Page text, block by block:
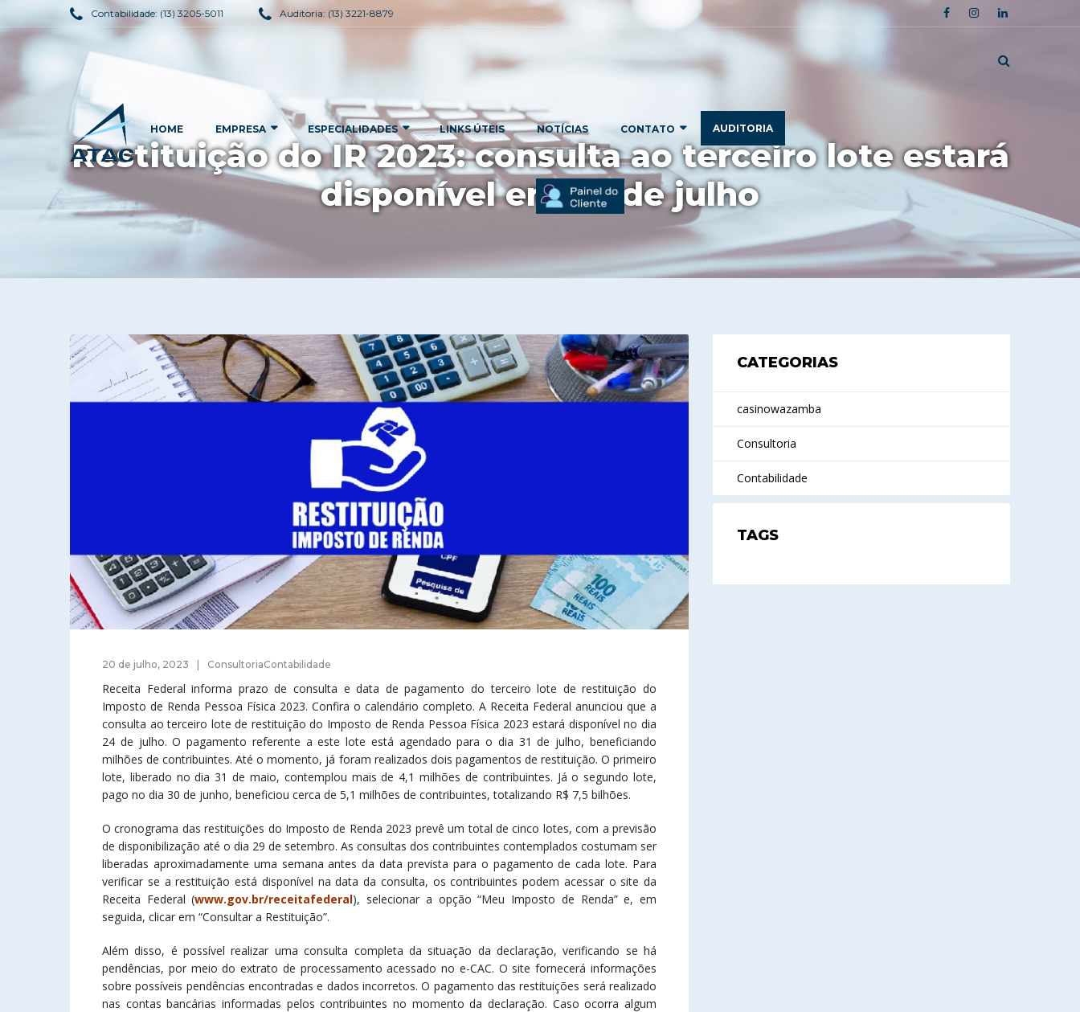
Contabilidade: (13) 3205-5011 Auditoria: (13) 3221-8879
HOME EMPRESA ESPECIALIDADES LINKS ÚTEIS NOTÍCIAS CONTATO AUDITORIA
Restituição do IR 2023: consulta ao terceiro lote estará
disponível em 24 de julho
20 de julho, 2023 ConsultoriaContabilidade
Receita Federal informa prazo de consulta e data de pagamento do terceiro lote de restituição do
Imposto de Renda Pessoa Física 2023. Confira o calendário completo. A Receita Federal anunciou que a
consulta ao terceiro lote de restituição do Imposto de Renda Pessoa Física 2023 estará disponível no dia
24 de julho. O pagamento referente a este lote está agendado para o dia 31 de julho, beneficiando
milhões de contribuintes. Até o momento, já foram realizados dois pagamentos de restituição. O primeiro
lote, liberado no dia 31 de maio, contemplou mais de 4,1 milhões de contribuintes. Já o segundo lote,
pago no dia 30 de junho, beneficiou cerca de 5,1 milhões de contribuintes, totalizando R$ 7,5 bilhões.
O cronograma das restituições do Imposto de Renda 2023 prevê um total de cinco lotes, com a previsão
de disponibilização até o dia 29 de setembro. As consultas dos contribuintes contemplados costumam ser
liberadas aproximadamente uma semana antes da data prevista para o pagamento de cada lote. Para
verificar se a restituição está disponível na data da consulta, os contribuintes podem acessar o site da
Receita Federal (www.gov.br/receitafederal), selecionar a opção “Meu Imposto de Renda” e, em
seguida, clicar em “Consultar a Restituição”.
Além disso, é possível realizar uma consulta completa da situação da declaração, verificando se há
pendências, por meio do extrato de processamento acessado no e-CAC. O site fornecerá informações
sobre possíveis pendências encontradas e dados incorretos. O pagamento das restituições será realizado
nas contas bancárias informadas pelos contribuintes no momento da declaração. Caso ocorra algum
CATEGORIAS
casinowazamba
Consultoria
Contabilidade
TAGS